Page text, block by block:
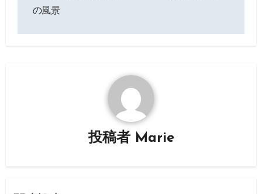
ナ
ビ
の風景
投稿者 Marie